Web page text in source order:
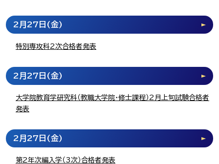
2月27日 (金)
特別専攻科2次合格者発表
2月27日 (金)
大学院教育学研究科（教職大学院・修士課程）2月上旬試験合格者
発表
2月27日 (金)
第2年次編入学（3次）合格者発表